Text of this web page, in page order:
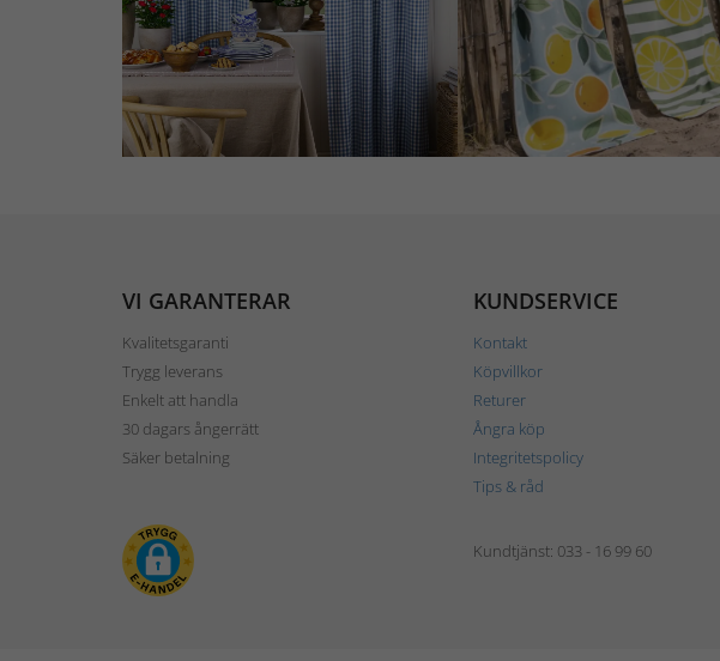
VI GARANTERAR
Kvalitetsgaranti
Trygg leverans
Enkelt att handla
30 dagars ångerrätt
Säker betalning
KUNDSERVICE
Kontakt
Köpvillkor
Returer
Ångra köp
Integritetspolicy
Tips & råd
Kundtjänst: 033 - 16 99 60